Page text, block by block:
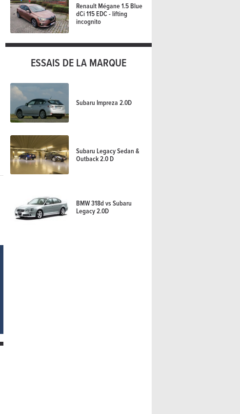
Renault Mégane 1.5 Blue
dCi 115 EDC - lifting
incognito
ESSAIS DE LA MARQUE
Subaru Impreza 2.0D
Subaru Legacy Sedan &
Outback 2.0 D
BMW 318d vs Subaru
Legacy 2.0D